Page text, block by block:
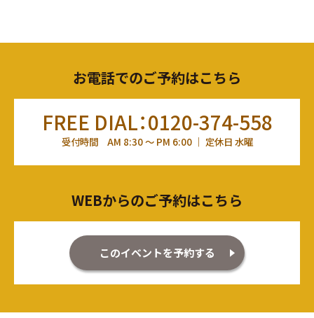
お電話でのご予約はこちら
FREE DIAL：0120-374-558
受付時間 AM 8:30 ～ PM 6:00 ｜ 定休日 水曜
WEBからのご予約はこちら
このイベントを予約する